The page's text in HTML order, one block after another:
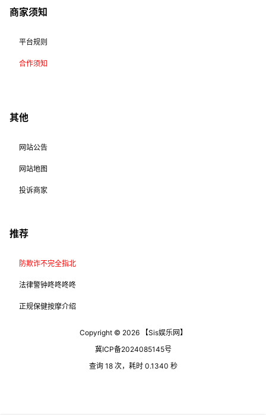
商家须知
平台规则
合作须知
其他
网站公告
网站地图
投诉商家
推荐
防欺诈不完全指北
法律警钟咚咚咚咚
正规保健按摩介绍
Copyright © 2026【Sis娱乐网】
冀ICP备2024085145号
查询 18 次，耗时 0.1340 秒